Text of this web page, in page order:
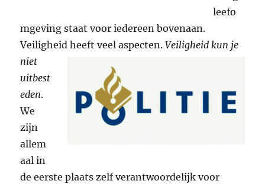
leefo
mgeving staat voor iedereen bovenaan.
Veiligheid heeft veel aspecten.Veiligheid kun je
niet
uitbest
eden.
We
zijn
allem
aal in
de eerste plaats zelf verantwoordelijk voor